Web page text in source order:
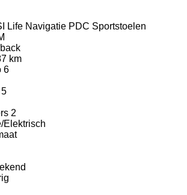
Life Navigatie PDC Sportstoelen
km
6
5
2
Elektrisch